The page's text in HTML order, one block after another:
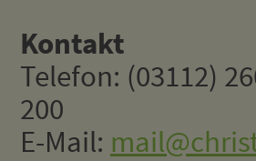
Kontakt
Telefon: (03112)
200
E-Mail: